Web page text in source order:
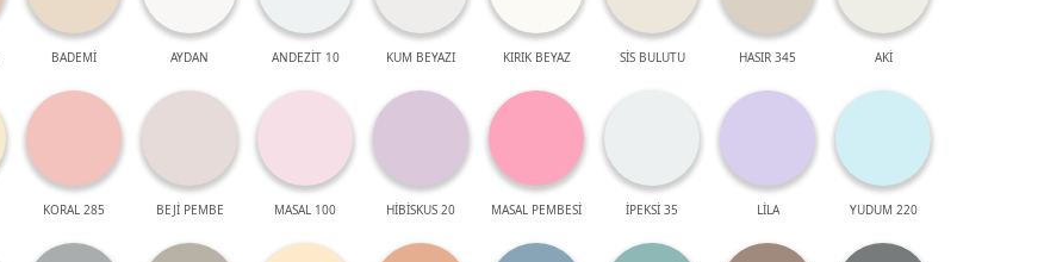
BADEMİ AYDAN ANDEZİT 10 KUM BEYAZI KIRIK BEYAZ SİS BULUTU HASIR 345 AKİ
KORAL 285 BEJİ PEMBE MASAL 100 HİBİSKUS 20 MASAL PEMBESİ İPEKSİ 35 LİLA YUDUM 220